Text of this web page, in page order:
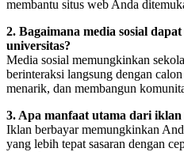
membantu situs web Anda
2. Bagaimana media sosial
universitas?
Media sosial memungkinkan
berinteraksi langsung dengan
menarik, dan membangun
3. Apa manfaat utama dari
Iklan berbayar memungkinkan
yang lebih tepat sasaran dengan